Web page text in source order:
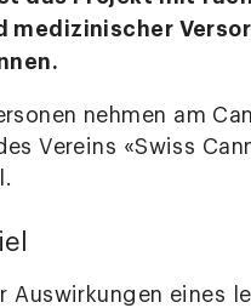
medizinischer
nehmen am
Vereins «Swiss
Auswirkungen eines